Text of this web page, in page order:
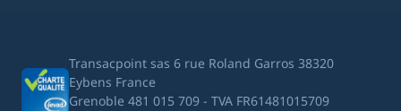
Transacpoint sas 6 rue Roland Garros 38320
Eybens France
Grenoble 481 015 709 - TVA FR61481015709